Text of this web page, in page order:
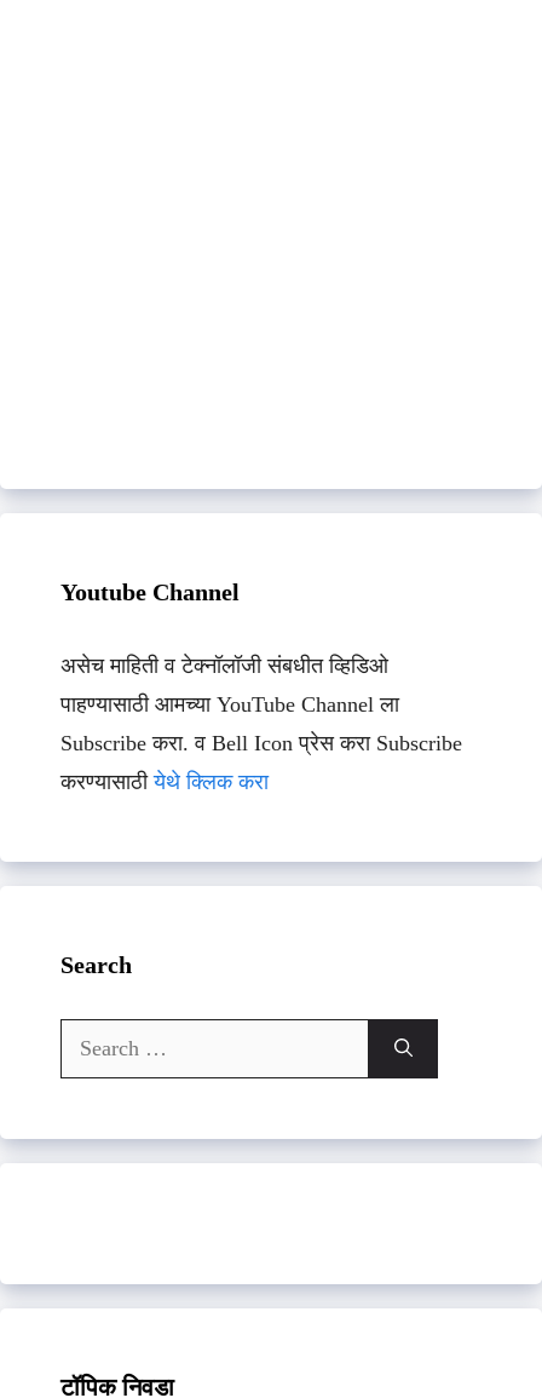
Youtube Channel
असेच माहिती व टेक्नॉलॉजी संबधीत व्हिडिओ
पाहण्यासाठी आमच्या YouTube Channel ला
Subscribe करा. व Bell Icon प्रेस करा Subscribe
करण्यासाठीयेथे क्लिक करा
Search
Search
for:
टॉपिक निवडा